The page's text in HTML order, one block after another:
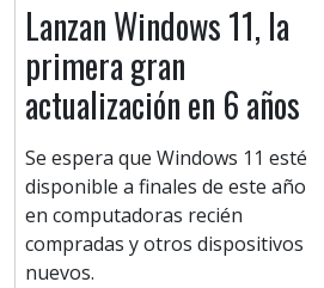
Lanzan Windows 11, la
primera gran
actualización en 6 años
Se espera que Windows 11 esté
disponible a finales de este año
en computadoras recién
compradas y otros dispositivos
nuevos.